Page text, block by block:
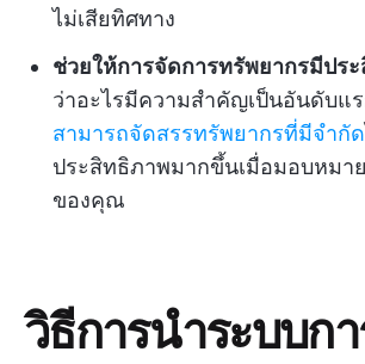
ไม่เสียทิศทาง
ช่วยให้การจัดการทรัพยากรมีปร
ว่าอะไรมีความสำคัญเป็นอันดับแ
สามารถจัดสรรทรัพยากรที่มีจำกัด
ประสิทธิภาพมากขึ้นเมื่อมอบหมา
ของคุณ
วิธีการนำระบบก